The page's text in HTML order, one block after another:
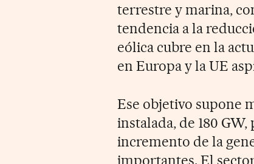
terrestre y marina,
tendencia a la
eólica cubre en la
en Europa y la UE
Ese objetivo supone
instalada, de 180
incremento de la
importantes. El